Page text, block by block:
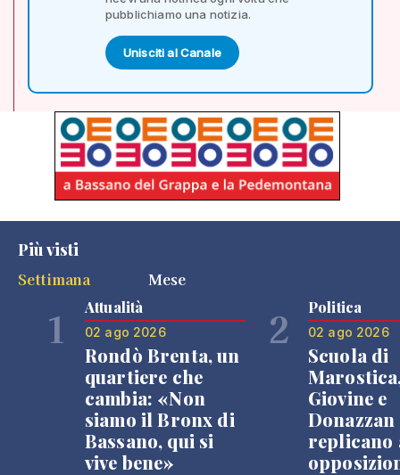
pubblichiamo una notizia.
Unisciti al Canale
Più visti
Settimana
Mese
1 Attualità
02 ago 2026
Rondò Brenta, un
quartiere che
cambia: «Non
siamo il Bronx di
Bassano, qui si
vive bene»
2 Politica
02 ago 2026
Scuola di
Giovine e
Donazzan
replicano